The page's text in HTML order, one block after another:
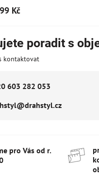
Kč
poradit s
kontaktovat
603 282 053
pro Vás od r​.